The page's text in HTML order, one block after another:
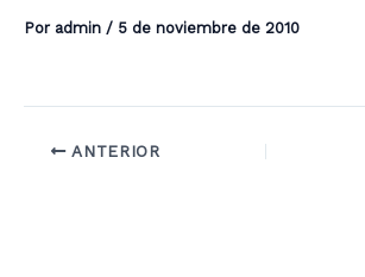
Por admin / 5 de noviembre de 2010
ANTERIOR